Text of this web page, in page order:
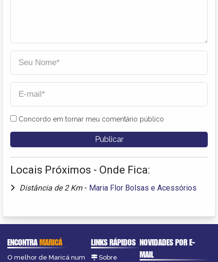
Concordo em tornar meu comentário público
Locais Próximos - Onde Fica:
Distância de 2 Km - Maria Flor Bolsas e Acessórios
ENCONTRAMARICÁ
O melhor de Maricá num
LINKS RÁPIDOS
Sobre
NOVIDADES POR E-
MAIL